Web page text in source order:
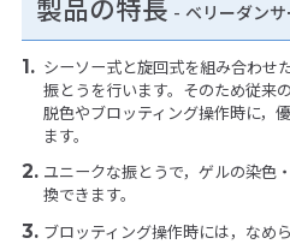
製品の特長 - ベリーダン
シーソー式と旋回式を組み合わせ
振とうを行います。そのため従来
脱色やブロッティング操作時に，
ます。
ユニークな振とうで，ゲルの染色
換できます。
ブロッティング操作時には，なめ